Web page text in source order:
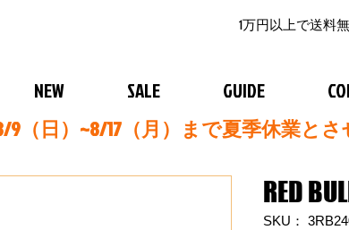
1万円以上で送料
NEW SALE GUIDE
（日）~8/17（月）まで夏季休業と
RED
SKU：